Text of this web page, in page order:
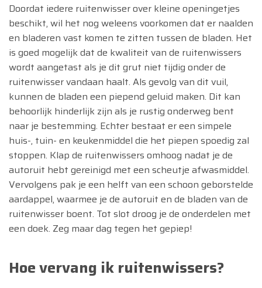
Doordat iedere ruitenwisser over kleine openingetjes
beschikt, wil het nog weleens voorkomen dat er naalden
en bladeren vast komen te zitten tussen de bladen. Het
is goed mogelijk dat de kwaliteit van de ruitenwissers
wordt aangetast als je dit grut niet tijdig onder de
ruitenwisser vandaan haalt. Als gevolg van dit vuil,
kunnen de bladen een piepend geluid maken. Dit kan
behoorlijk hinderlijk zijn als je rustig onderweg bent
naar je bestemming. Echter bestaat er een simpele
huis-, tuin- en keukenmiddel die het piepen spoedig zal
stoppen. Klap de ruitenwissers omhoog nadat je de
autoruit hebt gereinigd met een scheutje afwasmiddel.
Vervolgens pak je een helft van een schoon geborstelde
aardappel, waarmee je de autoruit en de bladen van de
ruitenwisser boent. Tot slot droog je de onderdelen met
een doek. Zeg maar dag tegen het gepiep!
Hoe vervang ik ruitenwissers?